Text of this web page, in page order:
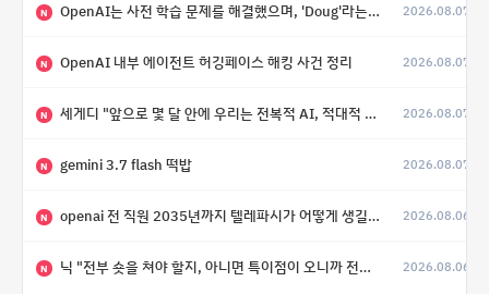
N OpenAI는 사전 학습 문제를 해결했으며, 'Doug'라는 코드명을 가진 훨씬 더 큰 모델을 활발히 개발 중 2026.08.07
N OpenAI 내부 에이전트 허깅페이스 해킹 사건 정리 2026.08.07
N 세게디 "앞으로 몇 달 안에 우리는 전복적 AI, 적대적 AI 둘 다 보게 될 것" 2026.08.07
N gemini 3.7 flash 떡밥 2026.08.07
N openai 전 직원 2035년까지 텔레파시가 어떻게 생길 수 있는지 2026.08.06
N 닉 "전부 숏을 쳐야 할지, 아니면 특이점이 오니까 전부 롱을 쳐야 할지 모르겠다.” 2026.08.06